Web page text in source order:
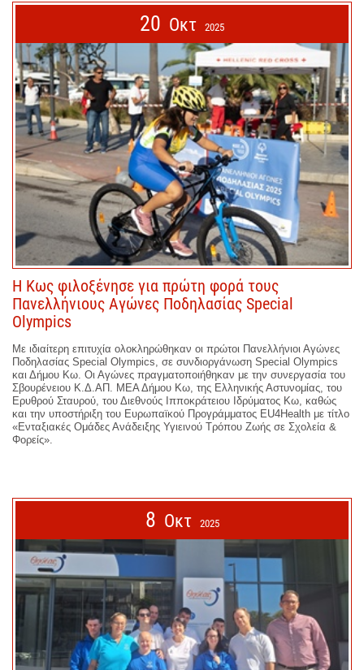
20 Οκτ 2025
Η Κως φιλοξένησε για πρώτη φορά τους
Πανελλήνιους Αγώνες Ποδηλασίας Special
Olympics
Με ιδιαίτερη επιτυχία ολοκληρώθηκαν οι πρώτοι Πανελλήνιοι Αγώνες
Ποδηλασίας Special Olympics, σε συνδιοργάνωση Special Olympics
και Δήμου Κω. Οι Αγώνες πραγματοποιήθηκαν με την συνεργασία του
Σβουρένειου Κ.Δ.ΑΠ. ΜΕΑ Δήμου Κω, της Ελληνικής Αστυνομίας, του
Ερυθρού Σταυρού, του Διεθνούς Ιπποκράτειου Ιδρύματος Κω, καθώς
και την υποστήριξη του Ευρωπαϊκού Προγράμματος EU4Health με τίτλο
«Ενταξιακές Ομάδες Ανάδειξης Υγιεινού Τρόπου Ζωής σε Σχολεία &
Φορείς».
8 Οκτ 2025